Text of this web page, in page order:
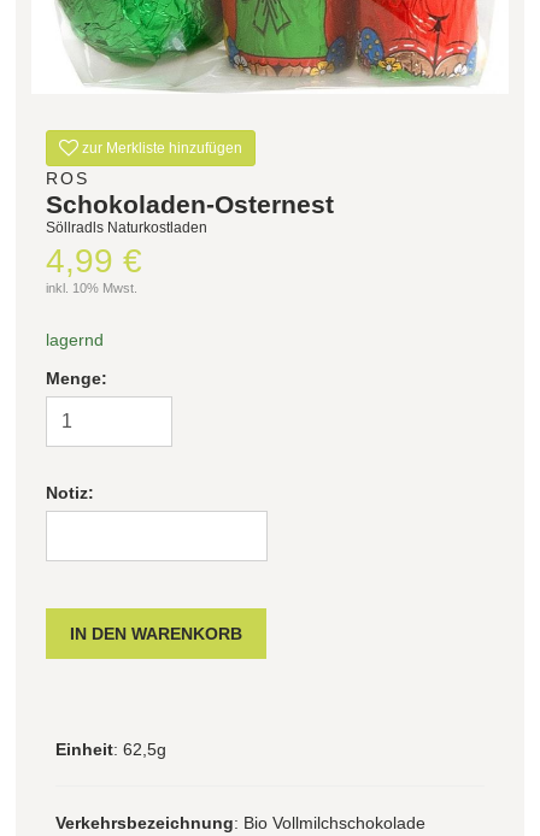
zur Merkliste hinzufügen
ROS
Schokoladen-Osternest
Söllradls Naturkostladen
4,99 €
inkl. 10% Mwst.
lagernd
Menge:
Notiz:
Einheit: 62,5g
Verkehrsbezeichnung: Bio Vollmilchschokolade